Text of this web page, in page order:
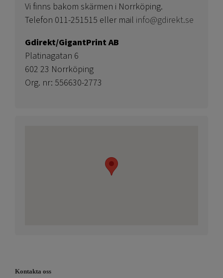
Vi finns bakom skärmen i Norrköping.
Telefon 011-251515 eller mail info@gdirekt.se
Gdirekt/GigantPrint AB
Platinagatan 6
602 23 Norrköping
Org. nr: 556630-2773
Kontakta oss